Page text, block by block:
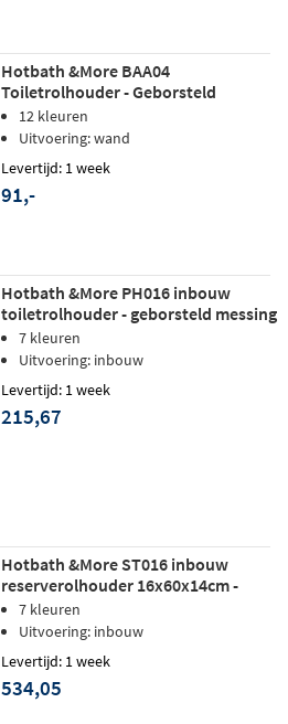
Hotbath &More BAA04
Toiletrolhouder - Geborsteld
messing PVD
12 kleuren
Uitvoering: wand
Levertijd: 1 week
91,-
Hotbath &More PH016 inbouw
toiletrolhouder - geborsteld messing
PVD7 kleuren
Uitvoering: inbouw
Levertijd: 1 week
215,67
Hotbath &More ST016 inbouw
reserverolhouder 16x60x14cm -
geborsteld messing PVD
7 kleuren
Uitvoering: inbouw
Levertijd: 1 week
534,05